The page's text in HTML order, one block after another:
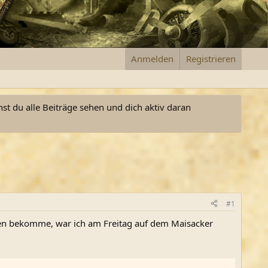
Anmelden Registrieren
du alle Beiträge sehen und dich aktiv daran
#1
bekomme, war ich am Freitag auf dem Maisacker